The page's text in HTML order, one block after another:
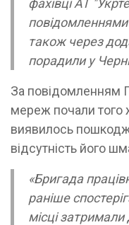
повідомленнями
також через
порадили у
За повідомленням
мереж почали
виявилось
відсутність його
«Бригада
раніше
місці затримали